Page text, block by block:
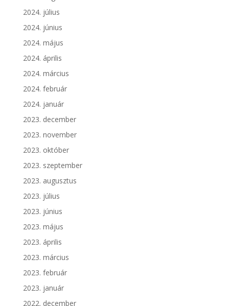
2024. július
2024. június
2024. május
2024. április
2024. március
2024. február
2024. január
2023. december
2023. november
2023. október
2023. szeptember
2023. augusztus
2023. július
2023. június
2023. május
2023. április
2023. március
2023. február
2023. január
2022. december